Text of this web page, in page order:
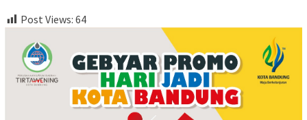
Post Views: 64